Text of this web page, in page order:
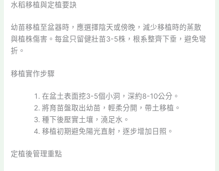
水稻移植與定植要訣
幼苗移植至盆器時，應選擇陰天或傍晚，減少移植時的蒸散
與植株傷害。每盆只留健壯苗3-5株，根系整齊下垂，避免彎
折。
移植實作步驟
在盆土表面挖3-5個小洞，深約8-10公分。
將育苗盤取出幼苗，輕柔分開，帶土移植。
種下後壓實土壤，澆足水。
移植初期避免陽光直射，逐步增加日照。
定植後管理重點